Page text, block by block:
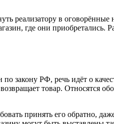
реализатору в
где они
по закону РФ, речь идёт о
товар. Относятся
принять его